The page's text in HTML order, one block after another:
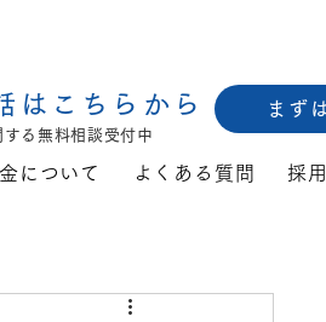
る無料相談受付中
まず
はこちらから
について よくある質問 採